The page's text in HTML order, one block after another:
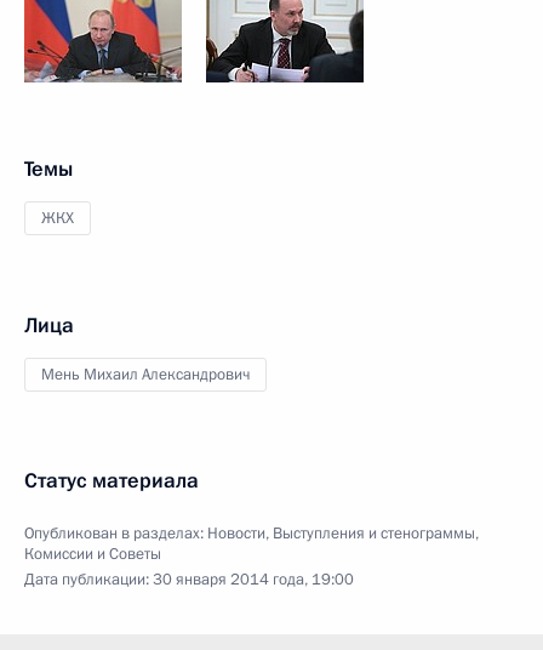
Темы
ЖКХ
Лица
Мень Михаил Александрович
Статус материала
Опубликован в разделах: Новости, Выступления и стенограммы,
Комиссии и Советы
Дата публикации:30 января 2014 года, 19:00